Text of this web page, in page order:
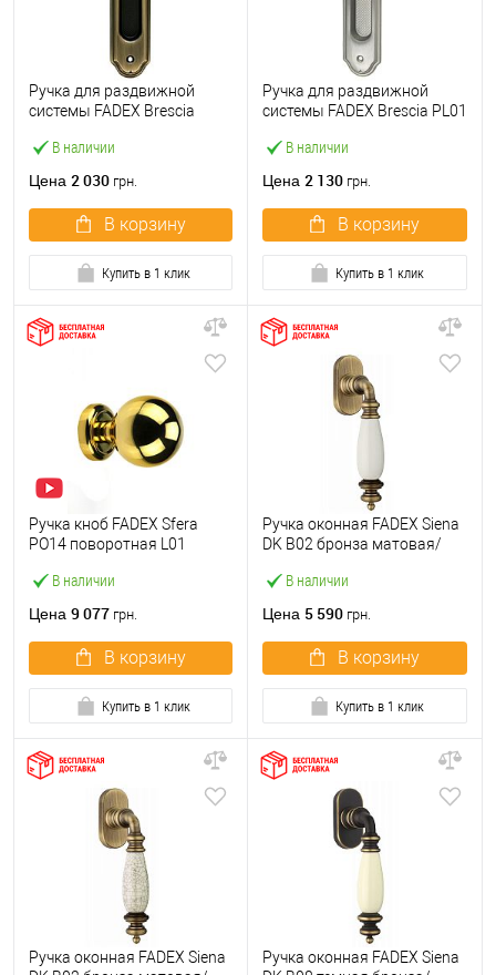
В наличии
Ручка для раздвижной
системы FADEX Brescia
Цена 2 030 грн.
В корзину
Купить в 1 клик
В наличии
Ручка для раздвижной
системы FADEX Brescia PL01
Цена 2 130 грн.
В корзину
Купить в 1 клик
В наличии
Ручка кноб FADEX Sfera
PO14 поворотная L01
Цена 9 077 грн.
В корзину
Купить в 1 клик
В наличии
Ручка оконная FADEX Siena
DK B02 бронза матовая/
Цена 5 590 грн.
В корзину
Купить в 1 клик
Ручка оконная FADEX Siena
Ручка оконная FADEX Siena